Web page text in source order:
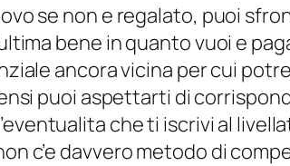
se non e regalato, puoi
bene in quanto vuoi e
ancora vicina per cui
puoi aspettarti di
che ti iscrivi al
c’e davvero metodo di